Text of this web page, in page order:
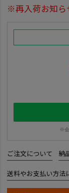
※再入荷お知ら
※会
ご注文について 納
送料やお支払い方法